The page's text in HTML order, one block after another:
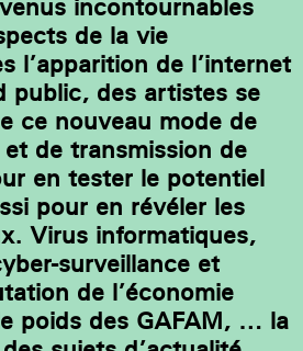
incontournables
de la vie
l’apparition de l’internet
public, des artistes se
ce nouveau mode de
de transmission de
en tester le potentiel
pour en révéler les
Virus informatiques,
surveillance et
de l’économie
poids des GAFAM, … la